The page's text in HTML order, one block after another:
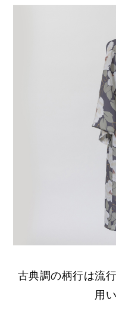
古典調の柄行は流
用